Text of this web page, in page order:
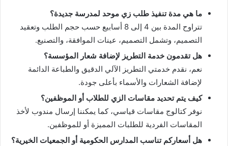
ما هي مدة تنفيذ طلب زي موحد لمدرسة جديدة؟
تتراوح المدة بين 4 إلى 8 أسابيع حسب حجم الطلب وتعقيد
التصميم، وتشمل التصميم، عينات الموافقة، والتصنيع.
هل تقدمون خدمة التطريز لإضافة شعار المؤسسة؟
نعم، نقدم خدمتي التطريز الآلي الدقيق والطباعة الدائمة
لإضافة الشعارات والأسماء بأعلى جودة.
كيف يتم تحديد مقاسات الزي للطلاب أو الموظفين؟
نوفر كتالوج مقاسات قياسي، كما يمكننا إرسال مندوب لأخذ
المقاسات الفردية للطلبات المميزة أو للموظفين.
هل أسعاركم تناسب المدارس الحكومية أو الجمعيات الخيرية؟